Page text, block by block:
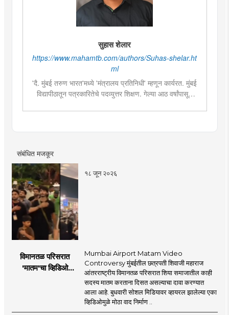
सुहास शेलार
https://www.mahamtb.com/authors/Suhas-shelar.ht
ml
'दै. मुंबई तरुण भारत'मध्ये 'मंत्रालय प्रतिनिधी' म्हणून कार्यरत. मुंबई
विद्यापीठातून पत्रकारितेचे पदव्युत्तर शिक्षण. गेल्या आठ वर्षांपासून
त्यासंबंधीच्या वृत्तांकनामध्ये विशेष रस. २०१४, २०१९ आणि २०२४
संबंधित मजकूर
१८ जून २०२६
विमानतळ परिसरात
'मातम'चा व्हिडिओ
Mumbai Airport Matam Video
Controversy मुंबईतील छत्रपती शिवाजी महाराज
आंतरराष्ट्रीय विमानतळ परिसरात शिया समाजातील काही
सदस्य मातम करताना दिसत असल्याचा दावा करण्यात
आला आहे. बुधवारी सोशल मिडियावर व्हायरल झालेल्या एका
व्हिडिओमुळे मोठा वाद निर्माण ..